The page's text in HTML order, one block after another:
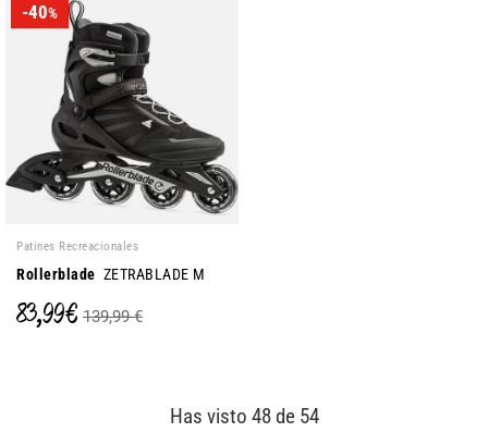
-40%
Patines Recreacionales
Rollerblade ZETRABLADE M
83,99 € 139,99 €
Has visto 48 de 54